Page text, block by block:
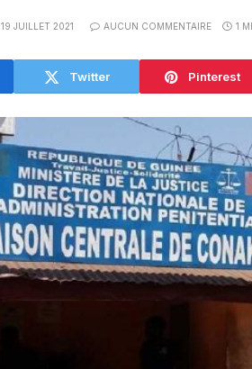
19 JUILLET 2021 AUCUN COMMENTAIRE 1
Twitter Pinterest